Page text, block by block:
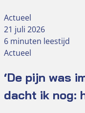
Actueel
21 juli 2026
6 minuten leestijd
Actueel
‘De pijn was
dacht ik nog: